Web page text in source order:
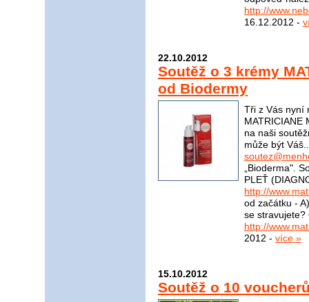
http://
16.12.2012 -
22.10.2012
Soutěž o 3 krémy
od Biodermy
Tři z Vás nyní
MATRICIANE
na naši
může být
„Bioderma".
PLEŤ
http://
od začátku -
se stravujete?
http://
2012 - více »
15.10.2012
Soutěž o 10